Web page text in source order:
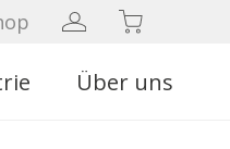
Über uns